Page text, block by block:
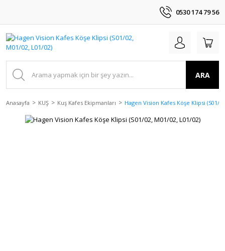
0530 174 79 56
ARA
Anasayfa KUŞ Kuş Kafes Ekipmanları Hagen Vision Kafes Köşe Klipsi (S01/